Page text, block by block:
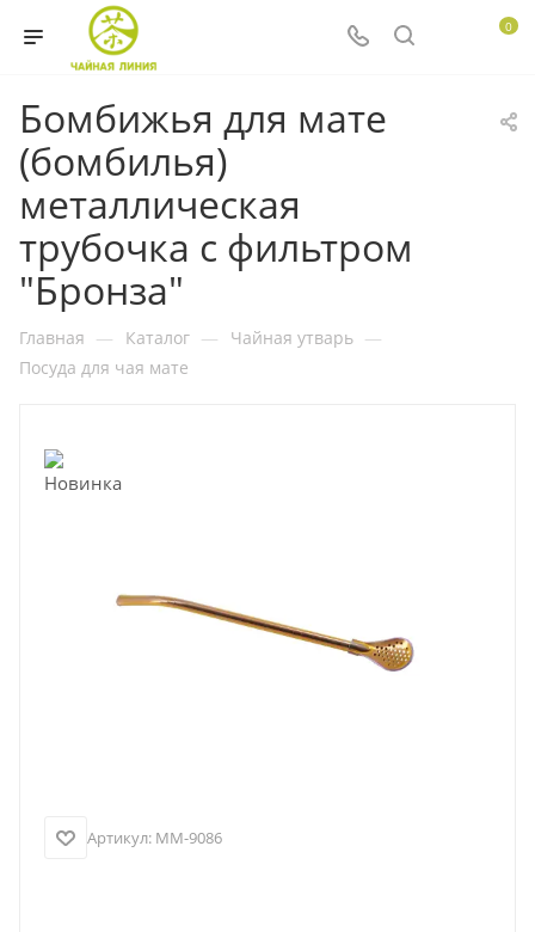
0
Бомбижья для мате
(бомбилья)
металлическая
трубочка с фильтром
"Бронза"
Главная — Каталог — Чайная утварь —
Посуда для чая мате
Артикул: MM-9086